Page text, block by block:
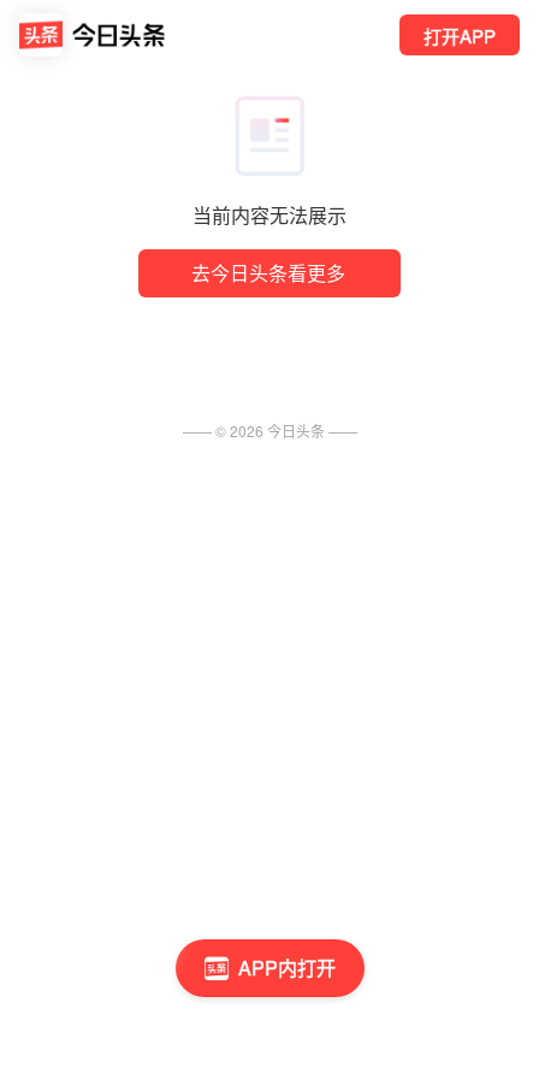
当前内容无法展示
去今日头条看更多
打开APP
APP内打开
—— ©2026 今日头条 ——